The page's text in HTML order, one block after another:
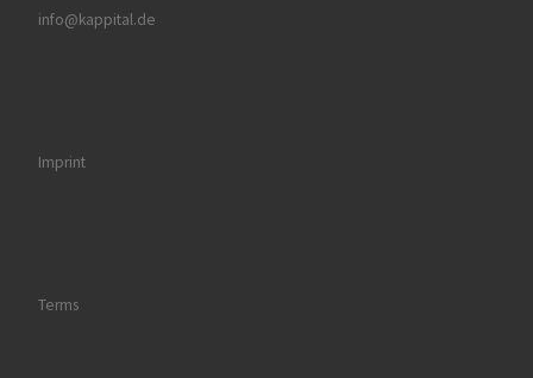
info@kappital.de
Imprint
Terms